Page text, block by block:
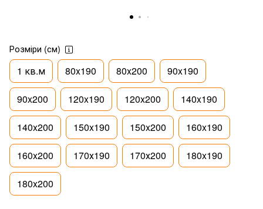
Розміри (см)
1 кв.м 80x190 80x200 90x190
90x200 120x190 120x200 140x190
140x200 150x190 150x200 160x190
160x200 170х190 170х200 180x190
180x200